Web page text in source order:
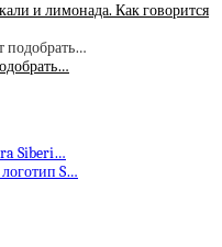
и лимонада. Как говорится
Siberi…
S…